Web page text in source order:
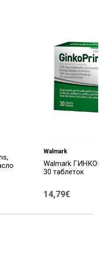
Walmark
Walmark
30 таблеток
14,79€